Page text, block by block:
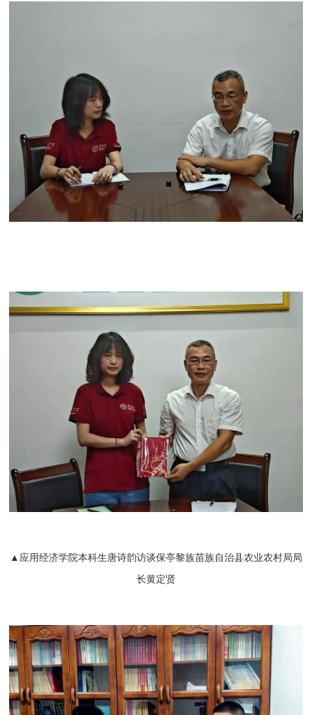
▲应用经济学院本科生唐诗韵访谈保亭黎族苗族自治县农业农村局局
长黄定贤